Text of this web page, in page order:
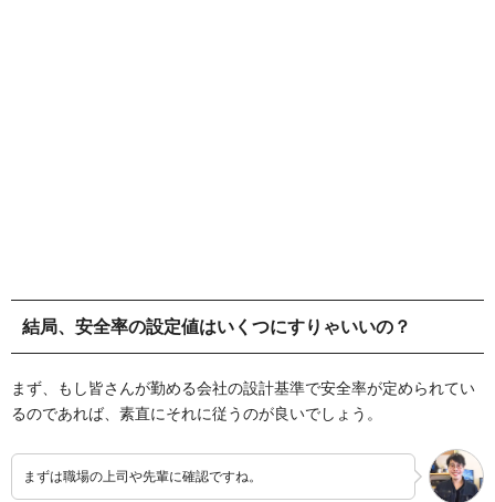
結局、安全率の設定値はいくつにすりゃいいの？
まず、もし皆さんが勤める会社の設計基準で安全率が定められてい
るのであれば、素直にそれに従うのが良いでしょう。
まずは職場の上司や先輩に確認ですね。